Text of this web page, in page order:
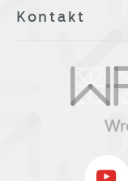
Kontakt